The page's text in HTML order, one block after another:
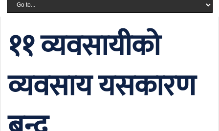
११ व्यवसायीको
व्यवसाय यसकारण